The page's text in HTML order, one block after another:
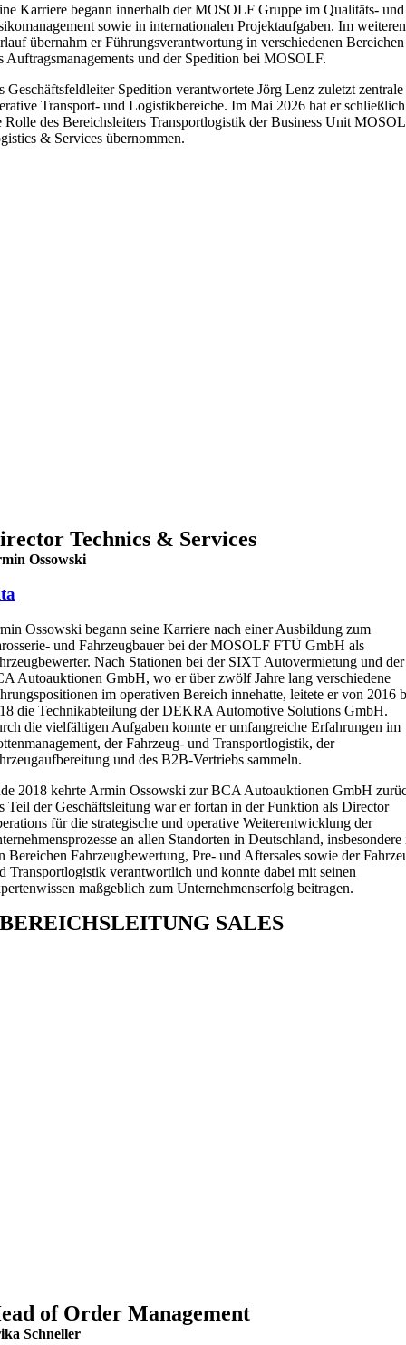
Karriere begann innerhalb der MOSOLF Gruppe im Qualitäts- und
sowie in internationalen Projektaufgaben. Im weiteren
übernahm er Führungsverantwortung in verschiedenen Bereichen
Auftragsmanagements und der Spedition bei MOSOLF.
Geschäftsfeldleiter Spedition verantwortete Jörg Lenz zuletzt zentrale
Transport- und Logistikbereiche. Im Mai 2026 hat er schließlich
Rolle des Bereichsleiters Transportlogistik der Business Unit
& Services übernommen.
Technics & Services
Ossowski
Ossowski begann seine Karriere nach einer Ausbildung zum
und Fahrzeugbauer bei der MOSOLF FTÜ GmbH als
Nach Stationen bei der SIXT Autovermietung und der
Autoauktionen GmbH, wo er über zwölf Jahre lang verschiedene
im operativen Bereich innehatte, leitete er von 2016
die Technikabteilung der DEKRA Automotive Solutions GmbH.
die vielfältigen Aufgaben konnte er umfangreiche Erfahrungen im
der Fahrzeug- und Transportlogistik, der
und des B2B-Vertriebs sammeln.
2018 kehrte Armin Ossowski zur BCA Autoauktionen GmbH
Teil der Geschäftsleitung war er fortan in der Funktion als Director
für die strategische und operative Weiterentwicklung der
an allen Standorten in Deutschland, insbesondere
Bereichen Fahrzeugbewertung, Pre- und Aftersales sowie der
Transportlogistik verantwortlich und konnte dabei mit seinen
maßgeblich zum Unternehmenserfolg beitragen.
BEREICHSLEITUNG SALES
of Order Management
Schneller